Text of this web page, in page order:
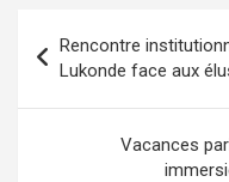
de
l’article
Rencontre
Lukonde face aux
Vacances